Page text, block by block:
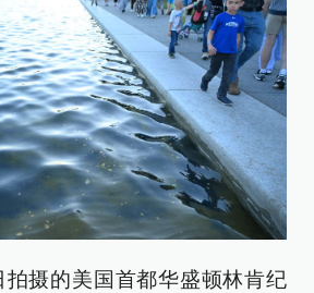
拍摄的美国首都华盛顿林肯纪